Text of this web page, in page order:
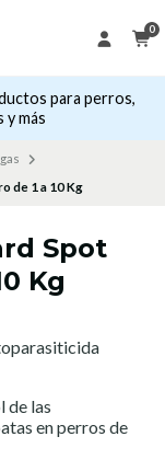
0
para perros,
y más
de 1 a 10 Kg
Spot
Kg
de las
en perros de